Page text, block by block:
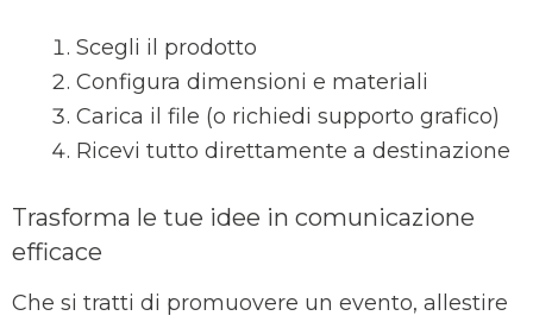
Scegli il prodotto
Configura dimensioni e materiali
Carica il file (o richiedi supporto grafico)
Ricevi tutto direttamente a destinazione
Trasforma le tue idee in comunicazione
efficace
Che si tratti di promuovere un evento, allestire